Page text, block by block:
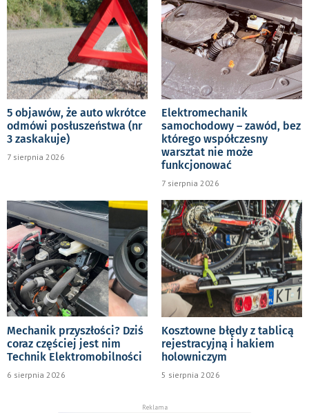
5 objawów, że auto wkrótce
odmówi posłuszeństwa (nr
3 zaskakuje)
7 sierpnia 2026
Elektromechanik
samochodowy – zawód, bez
którego współczesny
warsztat nie może
funkcjonować
7 sierpnia 2026
Mechanik przyszłości? Dziś
coraz częściej jest nim
Technik Elektromobilności
6 sierpnia 2026
Kosztowne błędy z tablicą
rejestracyjną i hakiem
holowniczym
5 sierpnia 2026
Reklama